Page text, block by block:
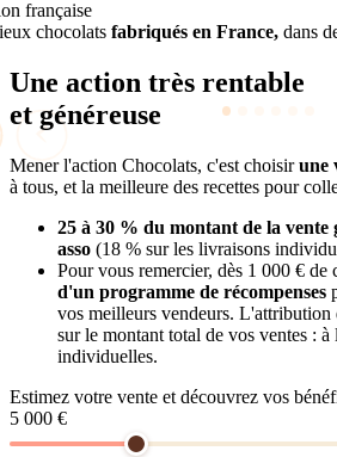
française
chocolats fabriqués en France, dans
Une action très rentable
et généreuse
Mener l'action Chocolats, c'est choisirune
à tous, et la meilleure des recettes pour
25 à 30 % du montant de la vente
asso (18 % sur les livraisons
Pour vous remercier, dès 1 000 € de
d'un programme de récompenses
vos meilleurs vendeurs. L'attribution
sur le montant total de vos ventes : à
individuelles.
Estimez votre vente et découvrez vos
5 000 €